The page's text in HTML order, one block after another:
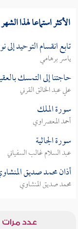
الأكثر استماعا لهذا الشهر
تابع انقسام التوحيد إلى
ياسر برهامي
حاجتنا إلى التمسك
علي عبد الخالق القرني
سورة الملك
أحمد المعصراوي
سورة الجاثية
عبد السلام غالب السفياني
أذان محمد صديق
محمد صديق المنشاوي
عدد مرات